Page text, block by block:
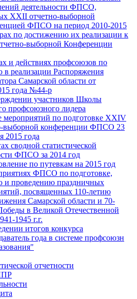
деятельности ФПСО,
XXII отчетно-выборной
ФПСО на период 2010-2015
по достижению их реализации к
выборной Конференции
и действиях профсоюзов по
в реализации Распоряжения
Самарской области от
года №44-р
участников Школы
профсоюзного лидера
мероприятий по подготовке XXIV
выборной конференции ФПСО 23
2015 года
сводной статистической
ФПСО за 2014 год
по путевкам на 2015 год
ФПСО по подготовке,
и проведению праздничных
посвященных 110-летию
Самарской области и 70-
в Великой Отечественной
1945 г.г.
итогов конкурса
года в системе профсоюзн
отчетности